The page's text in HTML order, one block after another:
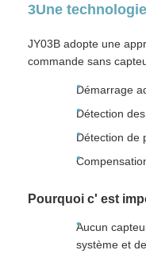
3Une
JY03B adopte une
commande sans
Démarrage
Détection
Détection de
Pourquoi c' est
Aucun
système et